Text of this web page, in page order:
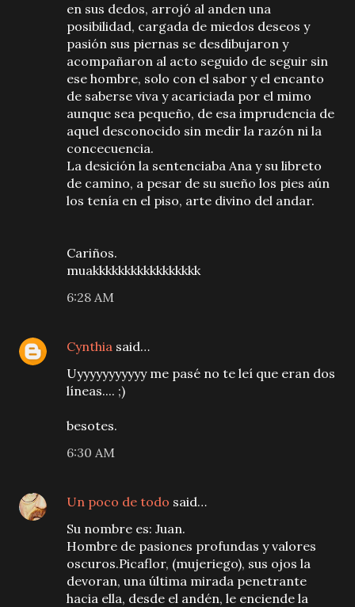
en sus dedos, arrojó al anden una
posibilidad, cargada de miedos deseos y
pasión sus piernas se desdibujaron y
acompañaron al acto seguido de seguir sin
ese hombre, solo con el sabor y el encanto
de saberse viva y acariciada por el mimo
aunque sea pequeño, de esa imprudencia de
aquel desconocido sin medir la razón ni la
concecuencia.
La desición la sentenciaba Ana y su libreto
de camino, a pesar de su sueño los pies aún
los tenía en el piso, arte divino del andar.
Cariños.
muakkkkkkkkkkkkkkkkk
6:28 AM
Cynthia said…
Uyyyyyyyyyyy me pasé no te leí que eran dos
líneas.... ;)
besotes.
6:30 AM
Un poco de todo said…
Su nombre es: Juan.
Hombre de pasiones profundas y valores
oscuros.Picaflor, (mujeriego), sus ojos la
devoran, una última mirada penetrante
hacia ella, desde el andén, le enciende la